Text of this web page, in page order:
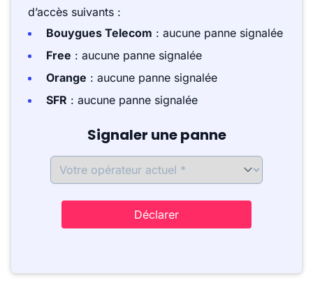
d’accès suivants :
Bouygues Telecom : aucune panne signalée
Free : aucune panne signalée
Orange : aucune panne signalée
SFR : aucune panne signalée
Signaler une panne
Déclarer